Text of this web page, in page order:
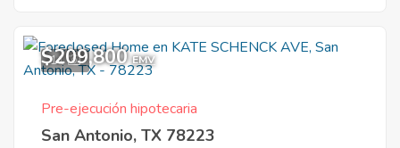
11
$209,800 EMV
Pre-ejecución hipotecaria
San Antonio, TX 78223